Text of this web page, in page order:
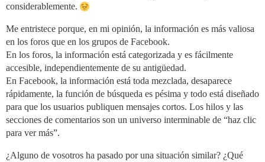
considerablemente.
Me entristece porque, en mi opinión, la información es más valiosa
en los foros que en los grupos de Facebook.
En los foros, la información está categorizada y es fácilmente
accesible, independientemente de su antigüedad.
En Facebook, la información está toda mezclada, desaparece
rápidamente, la función de búsqueda es pésima y todo está diseñado
para que los usuarios publiquen mensajes cortos. Los hilos y las
secciones de comentarios son un universo interminable de “haz clic
para ver más”.
¿Alguno de vosotros ha pasado por una situación similar? ¿Qué